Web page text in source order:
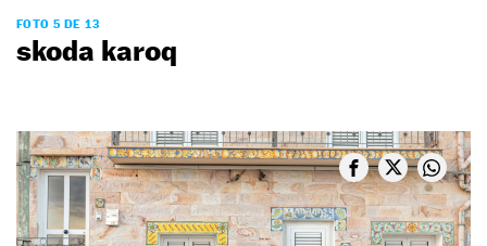
FOTO 5 DE 13
skoda karoq